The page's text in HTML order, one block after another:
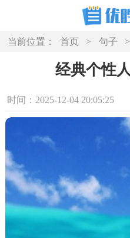
当前位置： 首页 > 句子 >
经典个性
时间：2025-12-04 20:05:25